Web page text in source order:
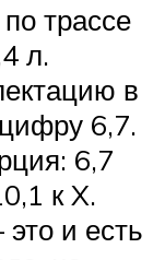
трассе
л.
в
6,7.
6,7
к X.
и есть